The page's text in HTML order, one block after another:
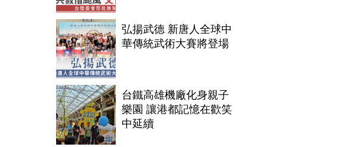
弘揚武德 新唐人全球中
華傳統武術大賽將登場
台鐵高雄機廠化身親子
樂園 讓港都記憶在歡笑
中延續